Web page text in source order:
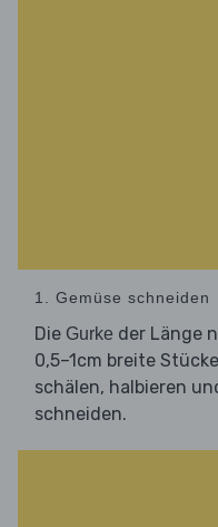
1. Gemüse schneiden
Die Gurke der Länge
0,5–1cm breite
schälen, halbieren
schneiden.